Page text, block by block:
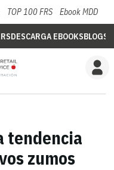
TOP 100 FRS Ebook MDD
DESCARGA EBOOKSBLOGS
tendencia
zumos